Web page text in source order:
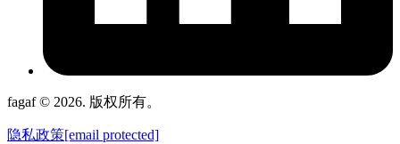
fagaf © 2026. 版权所有。
隐私政策[email protected]